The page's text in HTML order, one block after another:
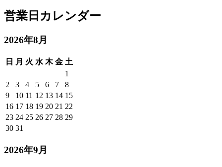
営業日カレンダー
2026年8月
日 月 火 水 木 金 土
1
2
3 4 5 6 7
8
9
10 11 12 13 14 15
16 17 18 19 20 21 22
23 24 25 26 27 28 29
30 31
2026年9月